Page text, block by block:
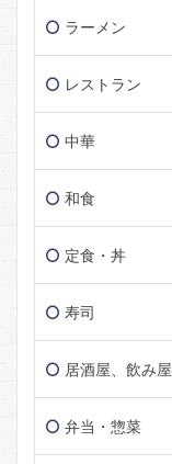
ラーメン
レストラン
中華
和食
定食・丼
寿司
居酒屋、飲み屋
弁当・惣菜